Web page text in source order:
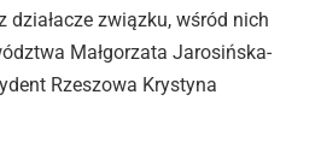
działacze związku, wśród nich
Małgorzata Jarosińska-
Rzeszowa Krystyna